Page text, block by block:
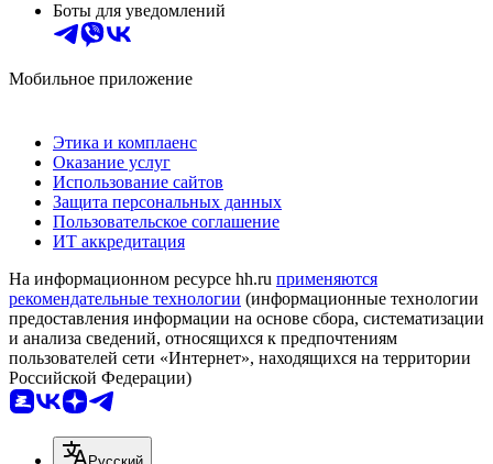
Боты для уведомлений
Мобильное приложение
Этика и комплаенс
Оказание услуг
Использование сайтов
Защита персональных данных
Пользовательское соглашение
ИТ аккредитация
На информационном ресурсе hh.ru применяются
рекомендательные технологии (информационные технологии
предоставления информации на основе сбора, систематизации
и анализа сведений, относящихся к предпочтениям
пользователей сети «Интернет», находящихся на территории
Российской Федерации)